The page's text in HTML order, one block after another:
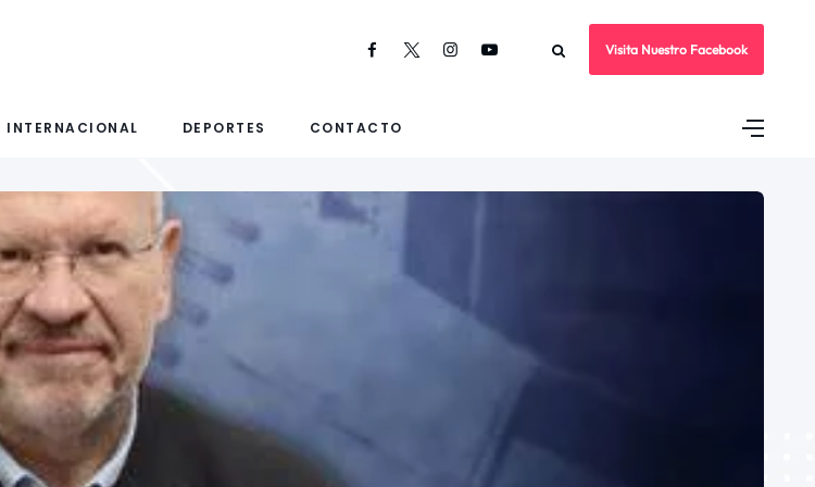
Visita Nuestro Facebook
INTERNACIONAL DEPORTES CONTACTO